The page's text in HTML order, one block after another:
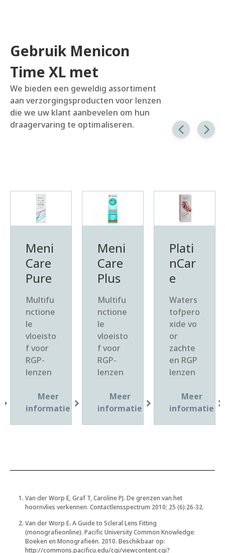
Gebruik Menicon
Time XL met
We bieden een geweldig assortiment
aan verzorgingsproducten voor lenzen
die we uw klant aanbevelen om hun
draagervaring te optimaliseren.
Meni
Care
Pure
Multifu
nctione
le
vloeisto
f voor
RGP-
lenzen
Meer
informatie
Meni
Care
Plus
Multifu
nctione
le
vloeisto
f voor
RGP-
lenzen
Meer
informatie
Plati
nCar
e
Waters
tofpero
xide vo
or
zachte
en RGP
lenzen
Meer
informatie
Van der Worp E, Graf T, Caroline PJ. De grenzen van het
hoornvlies verkennen. Contactlensspectrum 2010; 25 (6):26-32.
Van der Worp E. A Guide to Scleral Lens Fitting
(monografieonline). Pacific University Common Knowledge:
Boeken en Monografieën. 2010. Beschikbaar op:
http://commons.pacificu.edu/cgi/viewcontent.cgi?